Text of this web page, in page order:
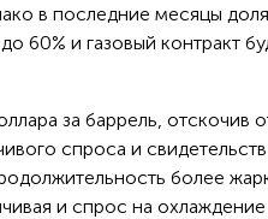
в последние месяцы доля
60% и газовый контракт
за баррель, отскочив
спроса и свидетельств
более
и спрос на